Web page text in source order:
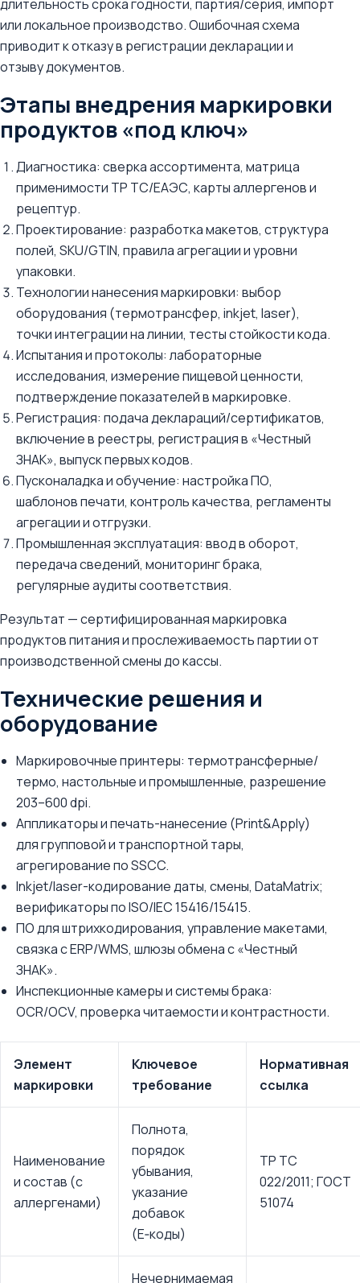
длительность срока годности, партия/серия, импорт
или локальное производство. Ошибочная схема
приводит к отказу в регистрации декларации и
отзыву документов.
Этапы внедрения маркировки
продуктов «под ключ»
Диагностика: сверка ассортимента, матрица
применимости ТР ТС/ЕАЭС, карты аллергенов и
рецептур.
Проектирование: разработка макетов, структура
полей, SKU/GTIN, правила агрегации и уровни
упаковки.
Технологии нанесения маркировки: выбор
оборудования (термотрансфер, inkjet, laser),
точки интеграции на линии, тесты стойкости кода.
Испытания и протоколы: лабораторные
исследования, измерение пищевой ценности,
подтверждение показателей в маркировке.
Регистрация: подача деклараций/сертификатов,
включение в реестры, регистрация в «Честный
ЗНАК», выпуск первых кодов.
Пусконаладка и обучение: настройка ПО,
шаблонов печати, контроль качества, регламенты
агрегации и отгрузки.
Промышленная эксплуатация: ввод в оборот,
передача сведений, мониторинг брака,
регулярные аудиты соответствия.
Результат — сертифицированная маркировка
продуктов питания и прослеживаемость партии от
производственной смены до кассы.
Технические решения и
оборудование
Маркировочные принтеры: термотрансферные/
термо, настольные и промышленные, разрешение
203–600 dpi.
Аппликаторы и печать-нанесение (Print&Apply)
для групповой и транспортной тары,
агрегирование по SSCC.
Inkjet/laser-кодирование даты, смены, DataMatrix;
верификаторы по ISO/IEC 15416/15415.
ПО для штрихкодирования, управление макетами,
связка с ERP/WMS, шлюзы обмена с «Честный
ЗНАК».
Инспекционные камеры и системы брака:
OCR/OCV, проверка читаемости и контрастности.
Элемент
маркировки
Ключевое
требование
Нормативная
ссылка
Наименование
и состав (с
аллергенами)
Полнота,
порядок
убывания,
указание
добавок
(E‑коды)
ТР ТС
022/2011; ГОСТ
51074
Нечернимаемая